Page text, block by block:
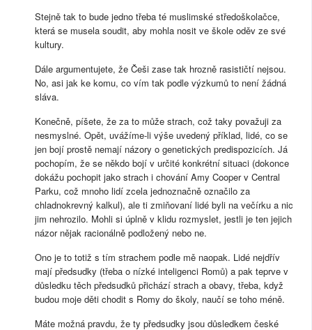
Stejně tak to bude jedno třeba té muslimské středoškolačce,
která se musela soudit, aby mohla nosit ve škole oděv ze své
kultury.
Dále argumentujete, že Češi zase tak hrozně rasističtí nejsou.
No, asi jak ke komu, co vím tak podle výzkumů to není žádná
sláva.
Konečně, píšete, že za to může strach, což taky považuji za
nesmyslné. Opět, uvážíme-li výše uvedený příklad, lidé, co se
jen bojí prostě nemají názory o genetických predispozicích. Já
pochopím, že se někdo bojí v určité konkrétní situaci (dokonce
dokážu pochopit jako strach i chování Amy Cooper v Central
Parku, což mnoho lidí zcela jednoznačně označilo za
chladnokrevný kalkul), ale ti zmiňovaní lidé byli na večírku a nic
jim nehrozilo. Mohli si úplně v klidu rozmyslet, jestli je ten jejich
názor nějak racionálně podložený nebo ne.
Ono je to totiž s tím strachem podle mě naopak. Lidé nejdřív
mají předsudky (třeba o nízké inteligenci Romů) a pak teprve v
důsledku těch předsudků přichází strach a obavy, třeba, když
budou moje děti chodit s Romy do školy, naučí se toho méně.
Máte možná pravdu, že ty předsudky jsou důsledkem české